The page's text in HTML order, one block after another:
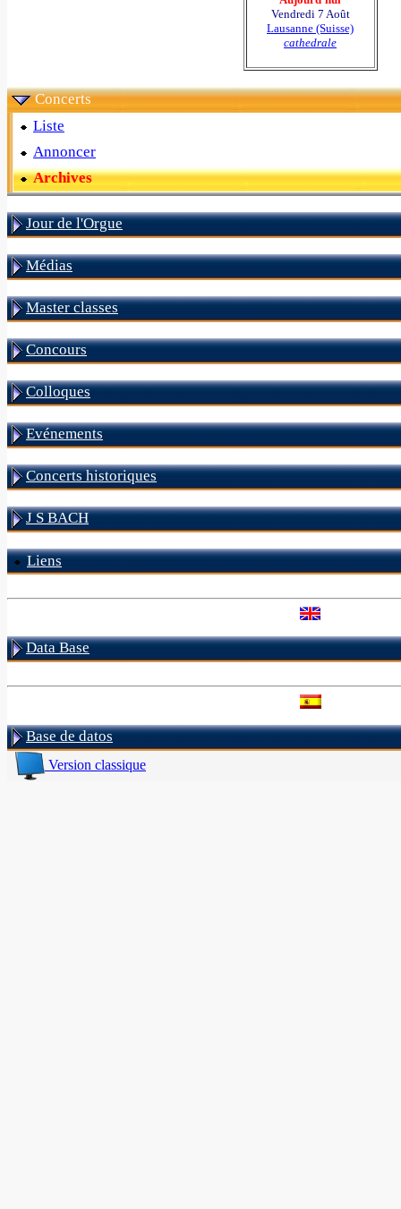
Vendredi 7 Août
Lausanne (Suisse)
cathedrale
Concerts
Liste
Annoncer
Archives
Jour de l'Orgue
Médias
Master classes
Concours
Colloques
Evénements
Concerts historiques
J S BACH
Liens
Data Base
Base de datos
Version classique